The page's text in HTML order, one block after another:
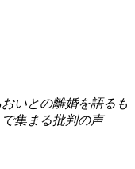
いとの離婚を語るも
集まる批判の声